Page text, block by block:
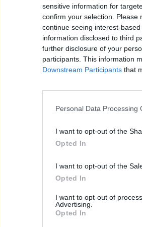
sensitive information for
confirm your selection. Please
continue seeing interest-
information disclosed to third
further disclosure of your
participants. This information
Downstream Participants that
Personal Data Processing
I want to opt-out of the
Opted In
I want to opt-out of the
Opted In
I want to opt-out of
Advertising.
Opted In